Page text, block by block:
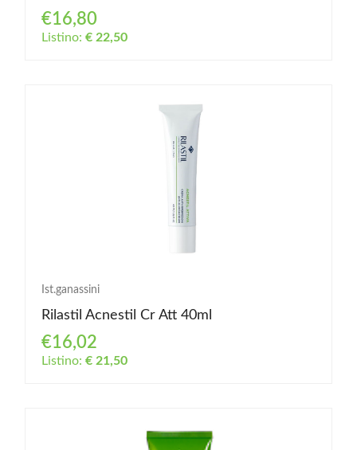
€16,80
Listino: € 22,50
Ist.ganassini
Rilastil Acnestil Cr Att 40ml
€16,02
Listino: € 21,50